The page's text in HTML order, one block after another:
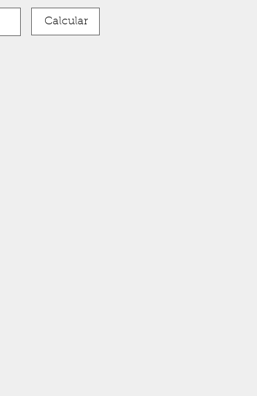
Calcular